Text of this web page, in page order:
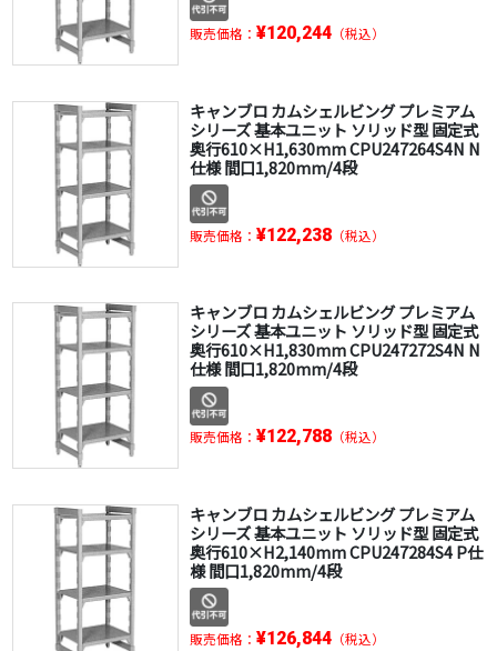
販売価格： ¥120,244（税込）
キャンブロ カムシェルビング プレミアム
シリーズ 基本ユニット ソリッド型 固定式
奥行610×H1,630mm CPU247264S4N N
仕様 間口1,820mm/4段
販売価格： ¥122,238（税込）
キャンブロ カムシェルビング プレミアム
シリーズ 基本ユニット ソリッド型 固定式
奥行610×H1,830mm CPU247272S4N N
仕様 間口1,820mm/4段
販売価格： ¥122,788（税込）
キャンブロ カムシェルビング プレミアム
シリーズ 基本ユニット ソリッド型 固定式
奥行610×H2,140mm CPU247284S4 P仕
様 間口1,820mm/4段
販売価格： ¥126,844（税込）